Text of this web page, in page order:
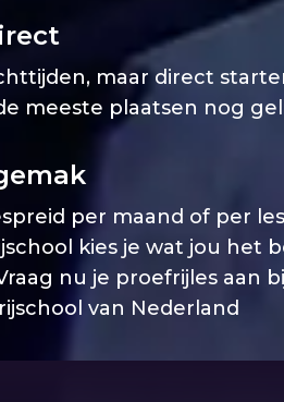
maar direct
meeste plaatsen nog
per maand of per
kies je wat jou het
nu je proefrijles aan
van Nederland